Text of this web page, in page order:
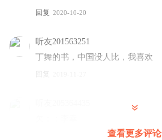
回复 2020-10-20
听友201563251
丁舞的书，中国没人比，我喜欢
回复
查看更多评论